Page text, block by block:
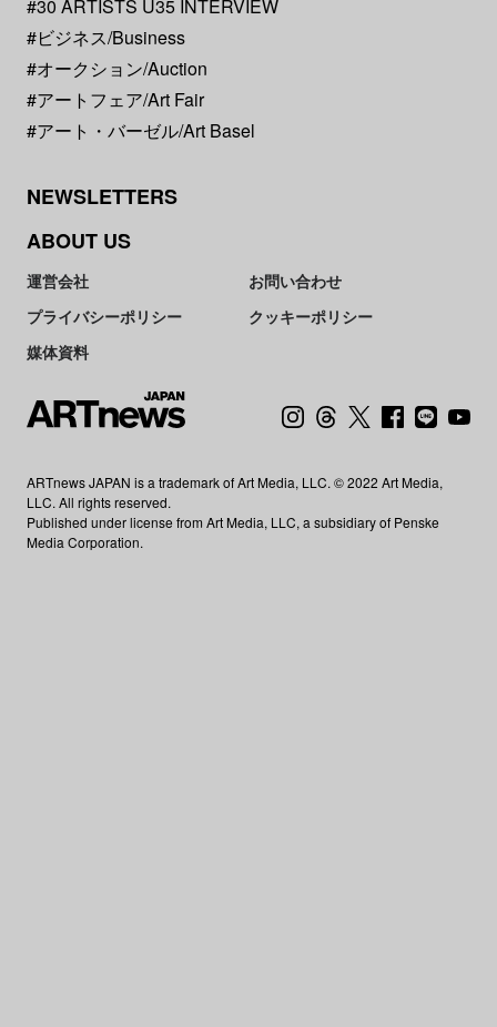
#30 ARTISTS U35 INTERVIEW
#ビジネス/Business
#オークション/Auction
#アートフェア/Art Fair
#アート・バーゼル/Art Basel
NEWSLETTERS
ABOUT US
運営会社
お問い合わせ
プライバシーポリシー
クッキーポリシー
媒体資料
ARTnews JAPAN is a trademark of Art Media, LLC. © 2022 Art Media,
LLC. All rights reserved.
Published under license from Art Media, LLC, a subsidiary of Penske
Media Corporation.